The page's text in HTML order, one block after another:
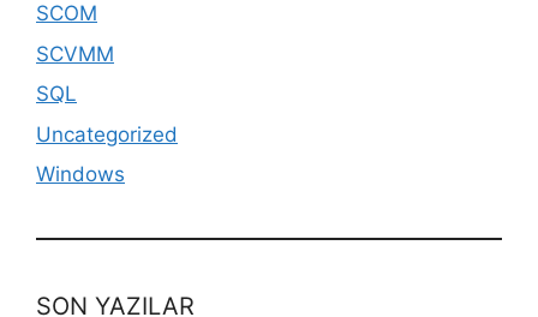
SCOM
SCVMM
SQL
Uncategorized
Windows
SON YAZILAR